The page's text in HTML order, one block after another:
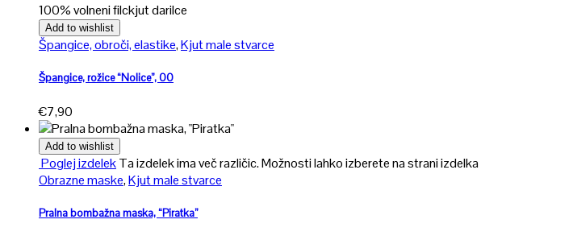
100% volneni filckjut darilce
Add to wishlist
Špangice, obroči, elastike,Kjut male stvarce
Špangice, rožice “Nolice”, 00
€7,90
Add to wishlist
Poglej izdelekTa izdelek ima več različic. Možnosti lahko izberete na strani izdelka
Obrazne maske,Kjut male stvarce
Pralna bombažna maska, “Piratka”